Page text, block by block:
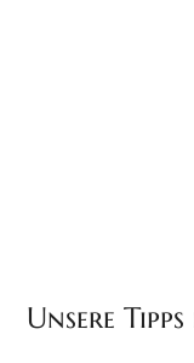
Unsere